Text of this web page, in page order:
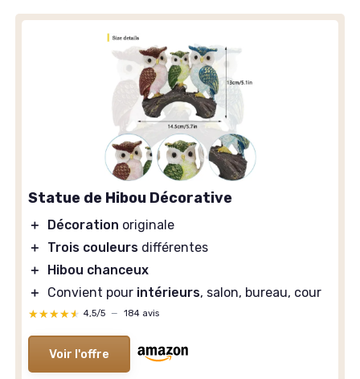
Statue de Hibou Décorative
＋ Décoration originale
＋
Trois couleurs différentes
＋
Hibou chanceux
＋
Convient pour intérieurs, salon, bureau, cour
★★★★★
★★★★★ 4,5/5 — 184 avis
Voir l'offre